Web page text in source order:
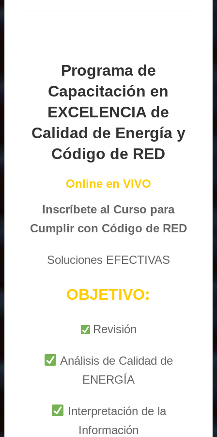
Programa de
Capacitación en
EXCELENCIA de
Calidad de Energía y
Código de RED
Online en VIVO
Inscríbete al Curso para
Cumplir con Código de RED
Soluciones EFECTIVAS
OBJETIVO:
Revisión
Análisis de Calidad de
ENERGÍA
Interpretación de la
Información